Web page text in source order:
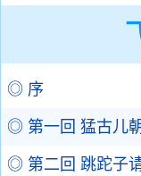
◎ 序
◎ 第一回 猛古儿
◎ 第二回 跳跎子